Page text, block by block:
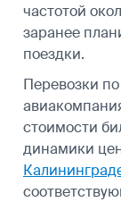
частотой
заранее
поездки.
Перевозки
стоимости
динамики